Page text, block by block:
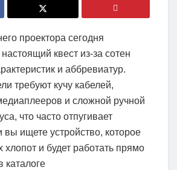
проектора сегодня
квест из-за сотен
и аббревиатур.
требуют кучу кабелей,
и сложной ручной
что часто отпугивает
вы ищете устройство, которое
хлопот и будет работать прямо
каталоге